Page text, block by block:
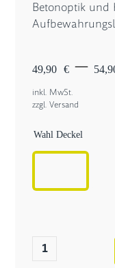
Betonoptik und
49,90 € –
inkl. MwSt.
zzgl.Versand
Wahl Deckel
Feuchtes